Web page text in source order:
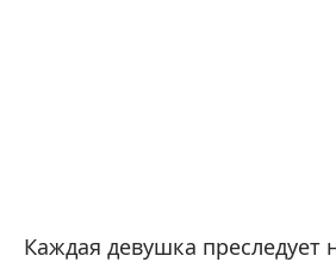
Каждая девушка преследует